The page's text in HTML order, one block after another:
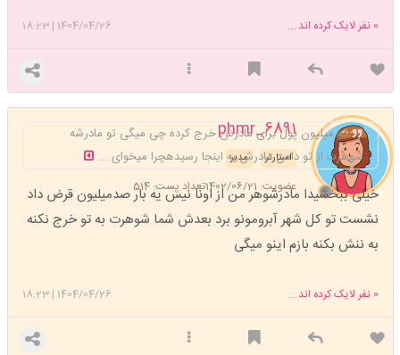
1404/04/26
|
18:23 0 نفر لایک کرده اند ...
phmr_6891
مدیر استارتر
عضویت: 1402/06/21 تعداد پست: 514
دو میلیون پول برای مادرش خرج کرده چی میگی تو مادرشه
شوهرت از تو دامن مادرش به اینجا رسیدهچرا میخوای ...
خیلی ببخشیدا مادرشوهر من از اونا نیس یه بار صدمیلیون قرض داد
نشست تو کل شهر آبرومونو برد بعدش شما شوهرت به تو خرج نکنه
به ننش بکنه بازم اینو میگی
1404/04/26
|
18:23 0 نفر لایک کرده اند ...